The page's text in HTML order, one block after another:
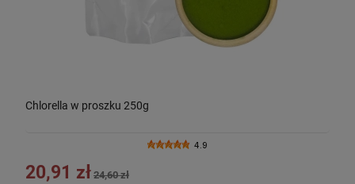
Chlorella w proszku 250g
4.9
20,91 zł 24,60 zł